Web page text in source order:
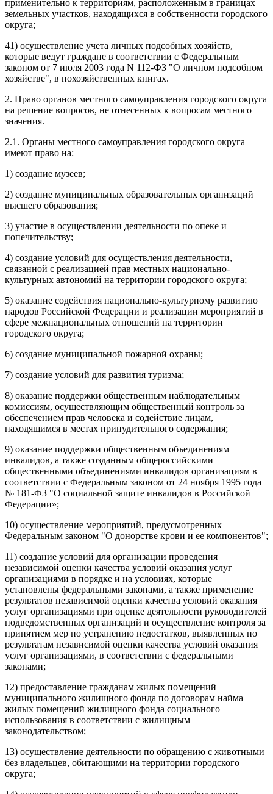
применительно к территориям, расположенным в границах
земельных участков, находящихся в собственности городского
округа;
41) осуществление учета личных подсобных хозяйств,
которые ведут граждане в соответствии с Федеральным
законом от 7 июля 2003 года N 112-ФЗ "О личном подсобном
хозяйстве", в похозяйственных книгах.
2. Право органов местного самоуправления городского округа
на решение вопросов, не отнесенных к вопросам местного
значения.
2.1. Органы местного самоуправления городского округа
имеют право на:
1) создание музеев;
2) создание муниципальных образовательных организаций
высшего образования;
3) участие в осуществлении деятельности по опеке и
попечительству;
4) создание условий для осуществления деятельности,
связанной с реализацией прав местных национально-
культурных автономий на территории городского округа;
5) оказание содействия национально-культурному развитию
народов Российской Федерации и реализации мероприятий в
сфере межнациональных отношений на территории
городского округа;
6) создание муниципальной пожарной охраны;
7) создание условий для развития туризма;
8) оказание поддержки общественным наблюдательным
комиссиям, осуществляющим общественный контроль за
обеспечением прав человека и содействие лицам,
находящимся в местах принудительного содержания;
9) оказание поддержки общественным объединениям
инвалидов, а также созданным общероссийскими
общественными объединениями инвалидов организациям в
соответствии с Федеральным законом от 24 ноября 1995 года
№ 181-ФЗ "О социальной защите инвалидов в Российской
Федерации»;
10) осуществление мероприятий, предусмотренных
Федеральным законом "О донорстве крови и ее компонентов";
11) создание условий для организации проведения
независимой оценки качества условий оказания услуг
организациями в порядке и на условиях, которые
установлены федеральными законами, а также применение
результатов независимой оценки качества условий оказания
услуг организациями при оценке деятельности руководителей
подведомственных организаций и осуществление контроля за
принятием мер по устранению недостатков, выявленных по
результатам независимой оценки качества условий оказания
услуг организациями, в соответствии с федеральными
законами;
12) предоставление гражданам жилых помещений
муниципального жилищного фонда по договорам найма
жилых помещений жилищного фонда социального
использования в соответствии с жилищным
законодательством;
13) осуществление деятельности по обращению с животными
без владельцев, обитающими на территории городского
округа;